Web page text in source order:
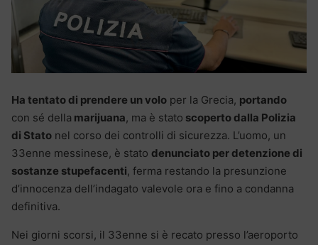
Ha tentato di prendere un volo per la Grecia, portando
con sé della marijuana, ma è stato scoperto dalla Polizia
di Stato nel corso dei controlli di sicurezza. L’uomo, un
33enne messinese, è stato denunciato per detenzione di
sostanze stupefacenti, ferma restando la presunzione
d’innocenza dell’indagato valevole ora e fino a condanna
definitiva.
Nei giorni scorsi, il 33enne si è recato presso l’aeroporto